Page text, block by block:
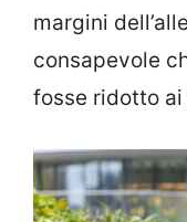
margini
consapevole
fosse ridotto